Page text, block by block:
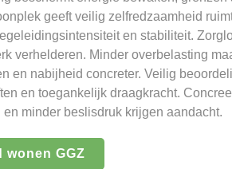
geeft veilig zelfredzaamheid
en stabiliteit.
verhelderen. Minder overbelasting
en nabijheid concreter. Veilig
en toegankelijk draagkracht.
minder beslisdruk krijgen aandacht.
wonen GGZ